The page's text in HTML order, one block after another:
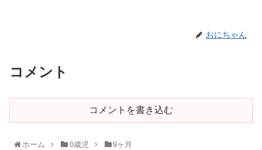
おにちゃん
コメント
コメントを書き込む
ホーム 0歳児 9ヶ月